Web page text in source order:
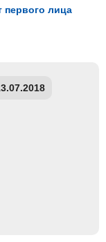
первого лица